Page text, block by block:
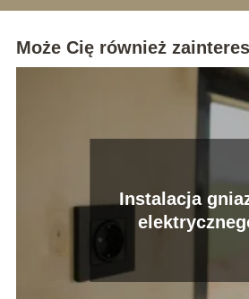
Może Cię również
Instalacja